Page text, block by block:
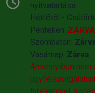
nyitvatartása:
Hétfőtől -
Pénteken: ZÁRVA
Szombaton:
Vasárnap: Zárva
Amennyiben nem